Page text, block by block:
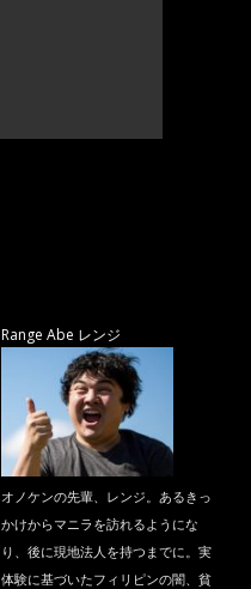
Range Abe レンジ
オノケンの先輩、レンジ。あるきっ
かけからマニラを訪れるようにな
り、後に現地法人を持つまでに。実
体験に基づいたフィリピンの闇、貧